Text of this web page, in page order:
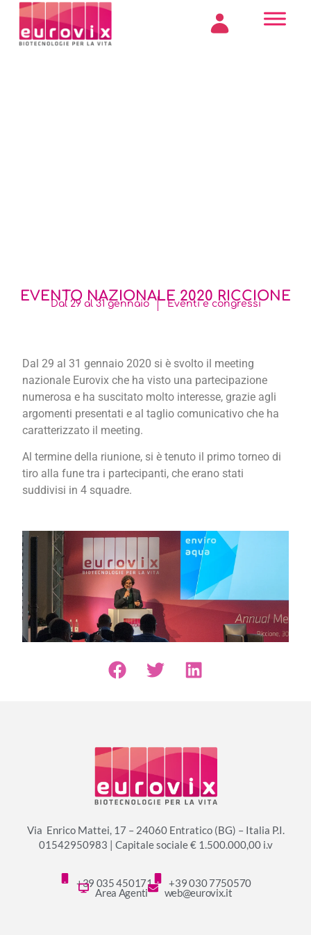
EVENTO NAZIONALE 2020 RICCIONE
Dal 29 al 31 gennaio Eventi e congressi
Dal 29 al 31 gennaio 2020 si è svolto il meeting
nazionale Eurovix che ha visto una partecipazione
numerosa e ha suscitato molto interesse, grazie agli
argomenti presentati e al taglio comunicativo che ha
caratterizzato il meeting.
Al termine della riunione, si è tenuto il primo torneo di
tiro alla fune tra i partecipanti, che erano stati
suddivisi in 4 squadre.
Via Enrico Mattei, 17 – 24060 Entratico (BG) – Italia P.I.
01542950983 | Capitale sociale € 1.500.000,00 i.v
+39 035 450171 +39 030 7750570
Area Agenti web@eurovix.it